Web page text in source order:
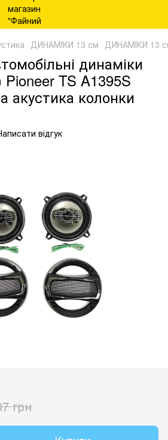
ДИНАМІКИ 13 см ДИНАМІКИ 13
динаміки
TS A1395S
акустика колонки
відгук
грн